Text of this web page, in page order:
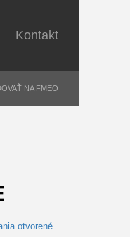
Kontakt
NA FMEO
otvorené